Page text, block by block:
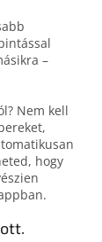
–
Nem kell
hogy